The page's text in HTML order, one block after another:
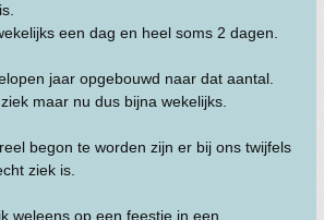
een dag en heel soms 2 dagen.
jaar opgebouwd naar dat aantal.
maar nu dus bijna wekelijks.
begon te worden zijn er bij ons twijfels
ziek is.
weleens op een feestje in een